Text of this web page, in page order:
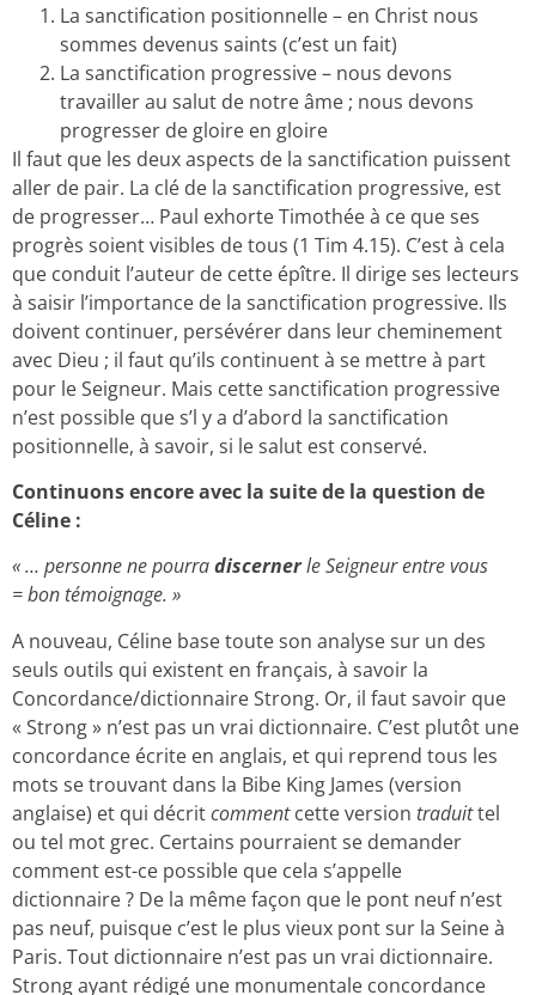
La sanctification positionnelle – en Christ nous
sommes devenus saints (c’est un fait)
La sanctification progressive – nous devons
travailler au salut de notre âme ; nous devons
progresser de gloire en gloire
Il faut que les deux aspects de la sanctification puissent
aller de pair. La clé de la sanctification progressive, est
de progresser… Paul exhorte Timothée à ce que ses
progrès soient visibles de tous (1 Tim 4.15). C’est à cela
que conduit l’auteur de cette épître. Il dirige ses lecteurs
à saisir l’importance de la sanctification progressive. Ils
doivent continuer, persévérer dans leur cheminement
avec Dieu ; il faut qu’ils continuent à se mettre à part
pour le Seigneur. Mais cette sanctification progressive
n’est possible que s’l y a d’abord la sanctification
positionnelle, à savoir, si le salut est conservé.
Continuons encore avec la suite de la question de
Céline :
« … personne ne pourradiscernerle Seigneur entre vous
= bon témoignage. »
A nouveau, Céline base toute son analyse sur un des
seuls outils qui existent en français, à savoir la
Concordance/dictionnaire Strong. Or, il faut savoir que
« Strong » n’est pas un vrai dictionnaire. C’est plutôt une
concordance écrite en anglais, et qui reprend tous les
mots se trouvant dans la Bibe King James (version
anglaise) et qui décritcommentcette version traduittel
ou tel mot grec. Certains pourraient se demander
comment est-ce possible que cela s’appelle
dictionnaire ? De la même façon que le pont neuf n’est
pas neuf, puisque c’est le plus vieux pont sur la Seine à
Paris. Tout dictionnaire n’est pas un vrai dictionnaire.
Strong ayant rédigé une monumentale concordance